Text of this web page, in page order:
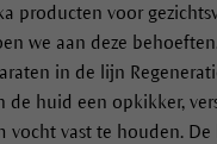
producten voor
we aan deze
in de lijn
de huid een opkikker,
vocht vast te houden.